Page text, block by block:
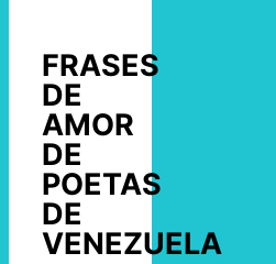
FRASES
DE
AMOR
DE
POETAS
DE
VENEZUELA